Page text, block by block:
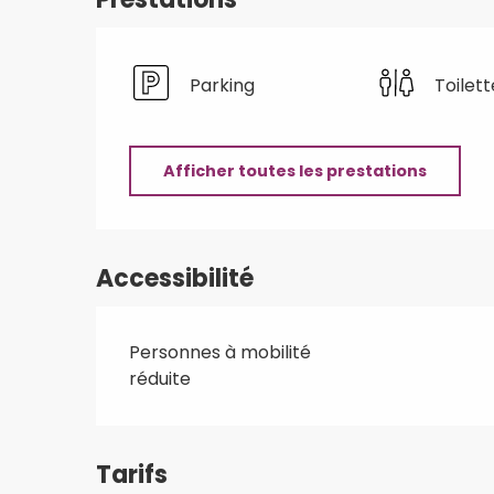
Parking
Afficher toutes les prestations
Accessibilité
Personnes à mobilité
réduite
Tarifs